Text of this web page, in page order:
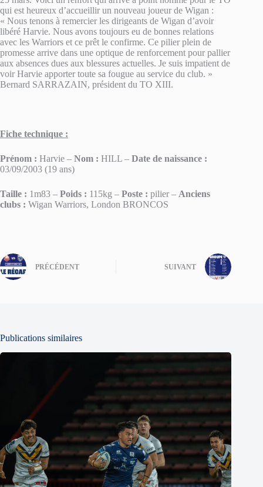
qui est heureux d’accueillir un nouveau joueur de Wigan :
« Nous tenons à remercier les dirigeants de Wigan d’avoir
libéré Harvie. Nous avons toujours eu de bonnes relations
avec les Warriors et ce prêt le confirme. Ce pilier plein de
promesse arrive dans une optique de renforcement pour pallier
aux absences dues aux blessures actuelles. Je suis impatient de
voir Harvie apporter toute sa fougue au service du club. »
Bernard SARRAZAIN, président du TO XIII.
Fiche technique :
Prénom : Harvie – Nom : HILL – Date de naissance :
03/09/2003 (19 ans)
Taille : 1m83 – Poids : 115kg – Poste : pilier – Anciens
clubs : Wigan Warriors, London BRONCOS
PRÉCÉDENT SUIVANT
Publications similaires